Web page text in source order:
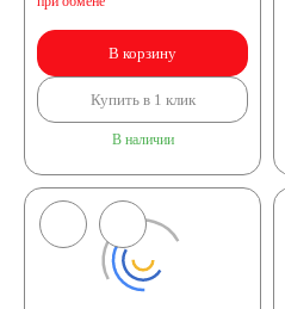
В корзину
Купить в 1 клик
В наличии